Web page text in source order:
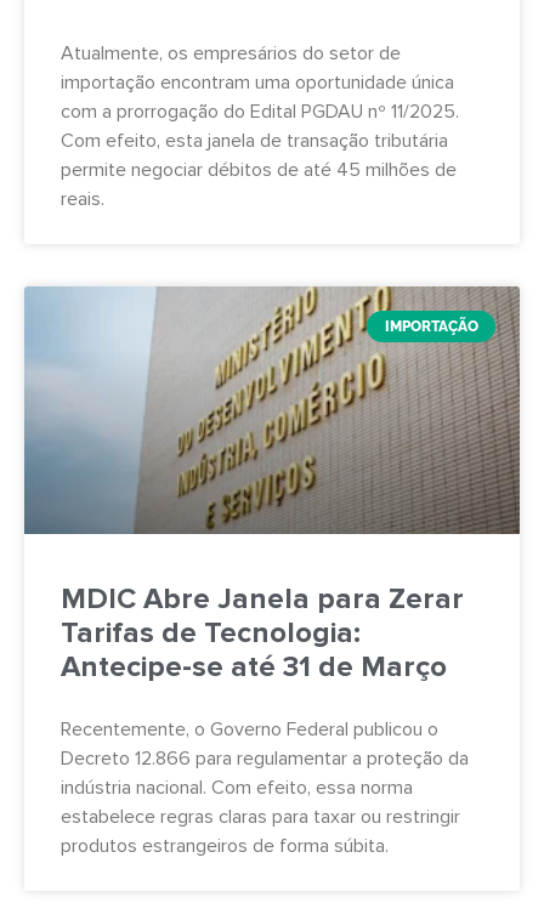
Atualmente, os empresários do setor de
importação encontram uma oportunidade única
com a prorrogação do Edital PGDAU nº 11/2025.
Com efeito, esta janela de transação tributária
permite negociar débitos de até 45 milhões de
reais.
IMPORTAÇÃO
MDIC Abre Janela para Zerar
Tarifas de Tecnologia:
Antecipe-se até 31 de Março
Recentemente, o Governo Federal publicou o
Decreto 12.866 para regulamentar a proteção da
indústria nacional. Com efeito, essa norma
estabelece regras claras para taxar ou restringir
produtos estrangeiros de forma súbita.